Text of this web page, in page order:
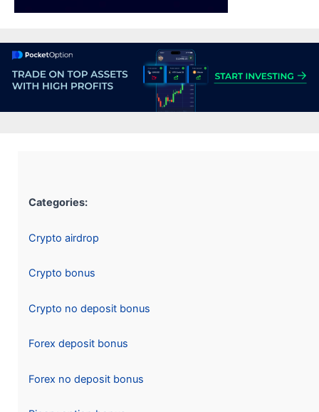
Categories:
Crypto airdrop
Crypto bonus
Crypto no deposit bonus
Forex deposit bonus
Forex no deposit bonus